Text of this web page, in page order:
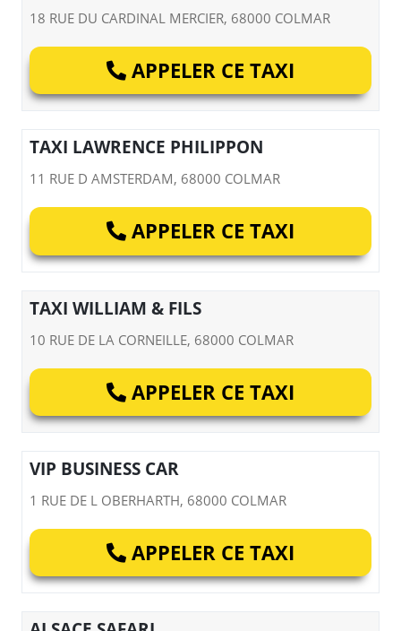
18 RUE DU CARDINAL MERCIER, 68000 COLMAR
APPELER CE TAXI
TAXI LAWRENCE PHILIPPON
11 RUE D AMSTERDAM, 68000 COLMAR
APPELER CE TAXI
TAXI WILLIAM & FILS
10 RUE DE LA CORNEILLE, 68000 COLMAR
APPELER CE TAXI
VIP BUSINESS CAR
1 RUE DE L OBERHARTH, 68000 COLMAR
APPELER CE TAXI